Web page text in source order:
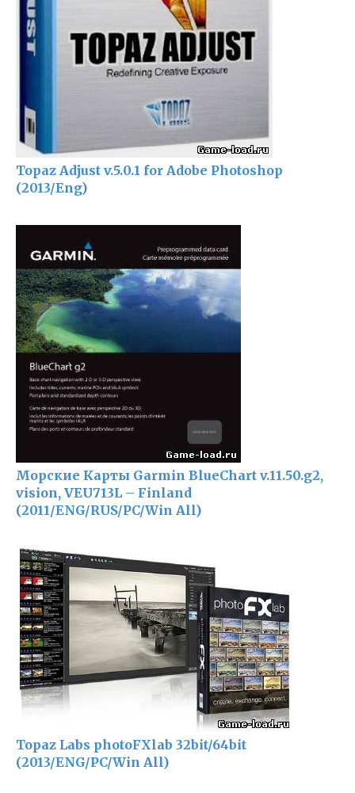
Topaz Adjust v.5.0.1 for Adobe Photoshop
(2013/Eng)
Морские Карты Garmin BlueChart v.11.50.g2,
vision, VEU713L – Finland
(2011/ENG/RUS/PC/Win All)
Topaz Labs photoFXlab 32bit/64bit
(2013/ENG/PC/Win All)